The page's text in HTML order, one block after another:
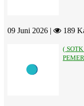
09 Juni 2026 | 189
(